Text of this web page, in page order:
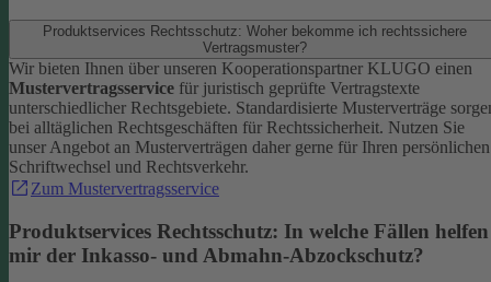
Produktservices Rechtsschutz: Woher bekomme ich rechtssichere
Vertragsmuster?
Wir bieten Ihnen über unseren Kooperationspartner KLUGO einen
Mustervertragsservice für juristisch geprüfte Vertragstexte
unterschiedlicher Rechtsgebiete. Standardisierte Musterverträge
bei alltäglichen Rechtsgeschäften für Rechtssicherheit. Nutzen Sie
unser Angebot an Musterverträgen daher gerne für Ihren persönlichen
Schriftwechsel und Rechtsverkehr.
Zum Mustervertragsservice
Produktservices Rechtsschutz: In welche Fällen helfen
mir der Inkasso- und Abmahn-Abzockschutz?